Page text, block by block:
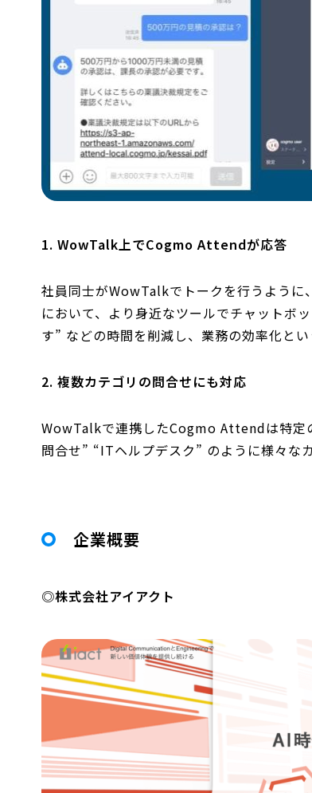
1. WowTalk上でCogmo Attendが応答
社員同士がWowTalkでトークを行うよう
において、より身近なツールでチャットボ
す” などの時間を削減し、業務の効率化とい
2. 複数カテゴリの問合せにも対応
WowTalkで連携したCogmo Attendは特定
問合せ” “ITヘルプデスク” のように様々な
企業概要
◎株式会社アイアクト